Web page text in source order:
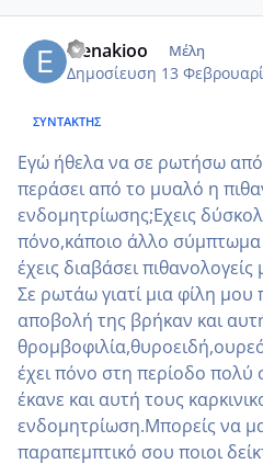
elenakioo Μέλη
Δημοσίευση 13
ΣΥΝΤΆΚΤΗΣ
Εγώ ήθελα να σε ρωτήσω από
περάσει από το μυαλό η
ενδομητρίωσης;Εχεις
πόνο,κάποιο άλλο
έχεις διαβάσει
Σε ρωτάω γιατί μια φίλη
αποβολή της βρήκαν και
έχει πόνο στη περίοδο πολύ
έκανε και αυτή τους
ενδομητρίωση.Μπορείς να
παραπεμπτικό σου ποιοι